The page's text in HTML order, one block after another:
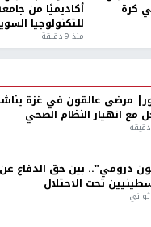
كرة أكاديميًا من
للتكنولوجيا
منذ 9 دقيقة
مرضى عالقون في غزة
مع انهيار النظام الصحي
درومي".. بين حق الدفاع
تحت الاحتلال